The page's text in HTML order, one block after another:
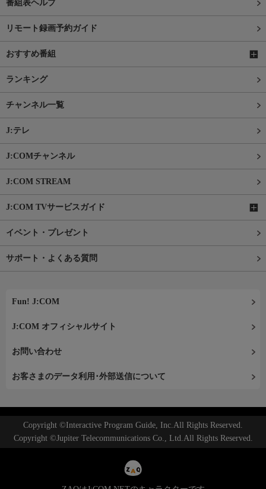
番組表ヘルプ
リモート録画予約ガイド
おすすめ番組
ランキング
チャンネル一覧
J:テレ
J:COMチャンネル
J:COM STREAM
J:COM TVサービスガイド
イベント・プレゼント
サポート・よくある質問
Fun! J:COM
J:COM オフィシャルサイト
お問い合わせ
お客さまのデータ利用･外部送信について
Copyright ©Interactive Program Guide, Inc.All Rights Reserved.
Copyright ©Jupiter Telecommunications Co., Ltd.All Rights Reserved.